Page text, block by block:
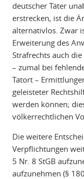
deutscher Täter
erstrecken, ist die
alternativlos. Zwar
Erweiterung des
Strafrechts auch
– zumal bei
Tatort –
geleisteter
werden können;
völkerrechtlichen
Die weitere
Verpflichtungen
5 Nr. 8 StGB
aufzunehmen (§